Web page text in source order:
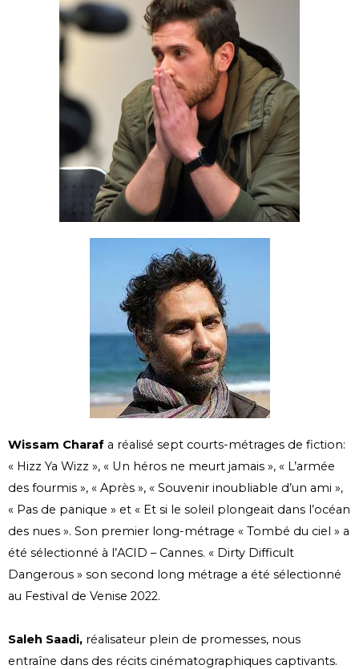
Wissam Charaf a réalisé sept courts-métrages de fiction:
« Hizz Ya Wizz », « Un héros ne meurt jamais », « L’armée
des fourmis », « Après », « Souvenir inoubliable d’un ami »,
« Pas de panique » et « Et si le soleil plongeait dans l’océan
des nues ». Son premier long-métrage « Tombé du ciel » a
été sélectionné à l’ACID – Cannes. « Dirty Difficult
Dangerous » son second long métrage a été sélectionné
au Festival de Venise 2022.
Saleh Saadi, réalisateur plein de promesses, nous
entraîne dans des récits cinématographiques captivants.